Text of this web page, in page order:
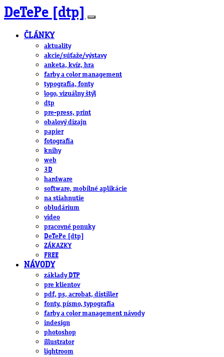
DeTePe [dtp]
ČLÁNKY
aktuality
akcie/súťaže/výstavy
anketa, kvíz, hra
farby a color management
typografia, fonty
logo, vizuálny štýl
dtp
pre-press, print
obalový dizajn
papier
fotografia
knihy
web
3D
hardware
software, mobilné aplikácie
na stiahnutie
obludárium
video
pracovné ponuky
DeTePe [dtp]
ZÁKAZKY
FREE
NÁVODY
základy DTP
pre klientov
pdf, ps, acrobat, distiller
fonty, písmo, typografia
farby a color management návody
indesign
photoshop
illustrator
lightroom